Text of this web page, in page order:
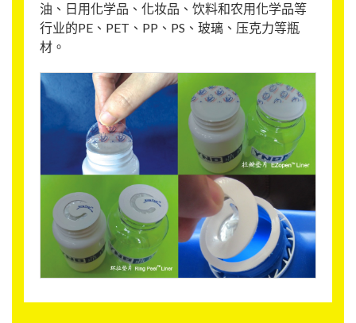
油、日用化学品、化妆品、饮料和农用化学品等
行业的PE、PET、PP、PS、玻璃、压克力等瓶
材。